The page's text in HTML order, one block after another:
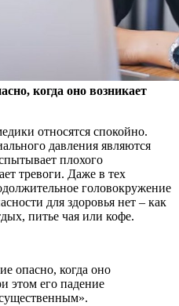
когда оно возникает
относятся спокойно.
давления являются
плохого
тревоги. Даже в тех
головокружение
для здоровья нет – как
питье чая или кофе.
этом его падение